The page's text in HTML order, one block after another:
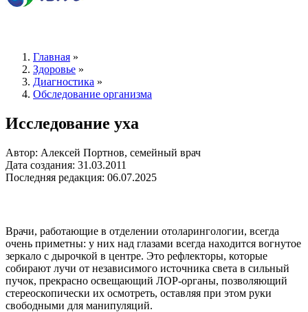
Главная »
Здоровье »
Диагностика »
Обследование организма
Исследование уха
Автор: Алексей Портнов, семейный врач
Дата создания: 31.03.2011
Последняя редакция: 06.07.2025
Врачи, работающие в отделении отоларингологии, всегда
очень приметны: у них над глазами всегда находится вогнутое
зеркало с дырочкой в центре. Это рефлекторы, которые
собирают лучи от независимого источника света в сильный
пучок, прекрасно освещающий ЛОР-органы, позволяющий
стереоскопически их осмотреть, оставляя при этом руки
свободными для манипуляций.